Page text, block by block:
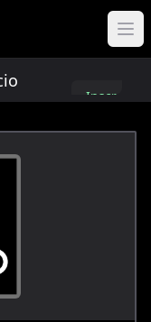
limitadas!
Inscreva-